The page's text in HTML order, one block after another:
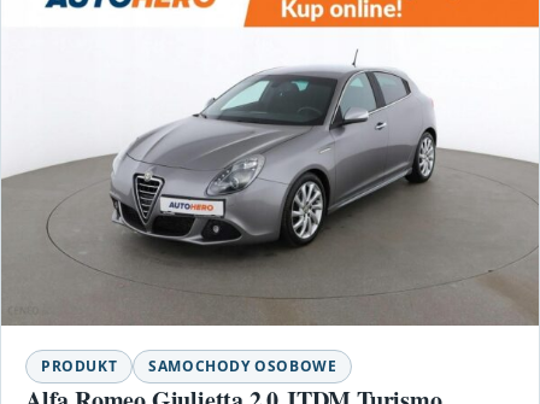
PRODUKT SAMOCHODY OSOBOWE